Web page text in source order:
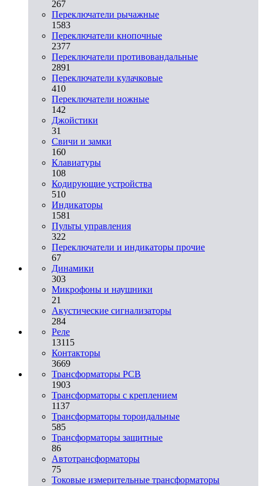
267
Переключатели рычажные
1583
Переключатели кнопочные
2377
Переключатели противовандальные
2891
Переключатели кулачковые
410
Переключатели ножные
142
Джойстики
31
Свичи и замки
160
Клавиатуры
108
Кодирующие устройства
510
Индикаторы
1581
Пульты управления
322
Переключатели и индикаторы прочие
67
Динамики
303
Микрофоны и наушники
21
Акустические сигнализаторы
284
Реле
13115
Контакторы
3669
Трансформаторы PCB
1903
Трансформаторы с креплением
1137
Трансформаторы тороидальные
585
Трансформаторы защитные
86
Автотрансформаторы
75
Токовые измерительные трансформаторы